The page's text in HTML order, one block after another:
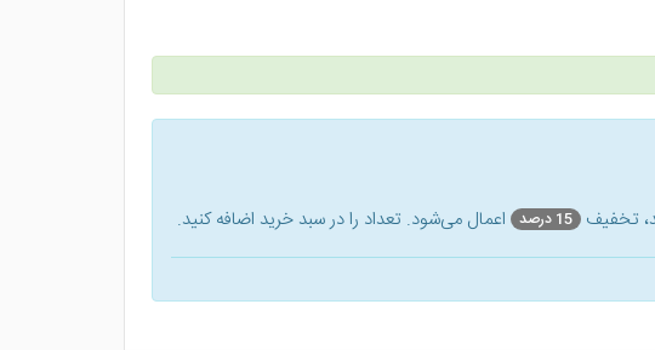
تخفیف 15 درصد اعمال می‌شود. تعداد را در سبد خرید اضافه کنید.